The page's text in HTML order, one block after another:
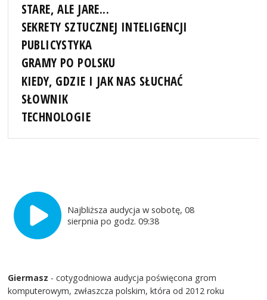
STARE, ALE JARE...
SEKRETY SZTUCZNEJ INTELIGENCJI
PUBLICYSTYKA
GRAMY PO POLSKU
KIEDY, GDZIE I JAK NAS SŁUCHAĆ
SŁOWNIK
TECHNOLOGIE
Najbliższa audycja w sobotę, 08
sierpnia po godz. 09:38
Giermasz - cotygodniowa audycja poświęcona grom
komputerowym, zwłaszcza polskim, która od 2012 roku